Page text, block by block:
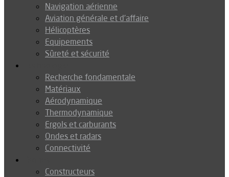
Navigation aérienne
Aviation générale et d’affaire
Hélicoptères
Equipements
Sûreté et sécurité
Recherche fondamentale
Matériaux
Aérodynamique
Thermodynamique
Ergols et carburants
Ondes et radars
Connectivité
Constructeurs